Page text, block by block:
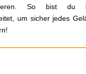
So bist du
um sicher jedes